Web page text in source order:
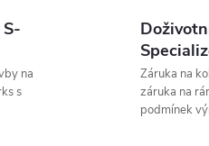
na
s
Záruka na
záruka na
podmínek